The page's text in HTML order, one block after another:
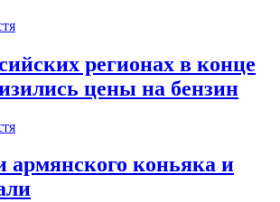
регионах в конце
цены на бензин
армянского коньяка и